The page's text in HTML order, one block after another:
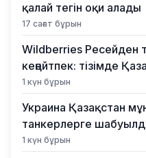
қалай тегін оқи алады
17 сағат бұрын
Wildberries Ресейден
кеңейтпек: тізімде
1 күн бұрын
Украина Қазақстан
танкерлерге
1 күн бұрын